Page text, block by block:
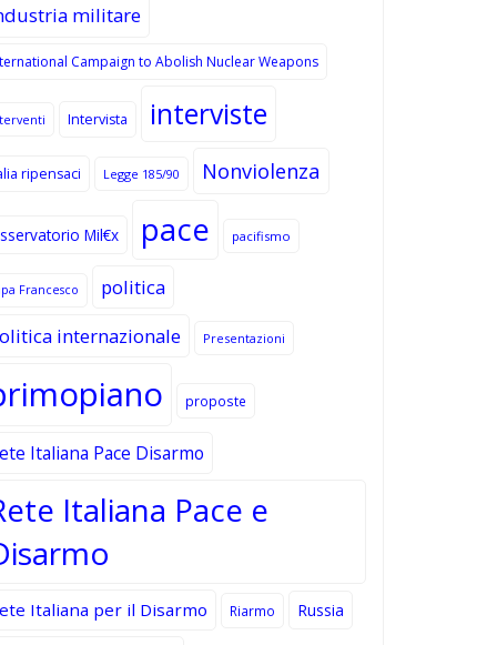
militare
Campaign to Abolish Nuclear Weapons
Intervista interviste
ripensaci Legge 185/90 Nonviolenza
Mil€x pace pacifismo
Francesco
politica
internazionale
Presentazioni
proposte
Italiana Pace Disarmo
Italiana Pace e
Italiana per il Disarmo Riarmo Russia